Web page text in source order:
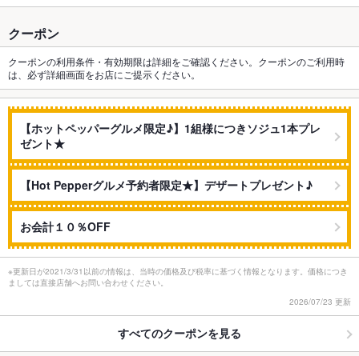
クーポン
クーポンの利用条件・有効期限は詳細をご確認ください。クーポンのご利用時
は、必ず詳細画面をお店にご提示ください。
【ホットペッパーグルメ限定♪】1組様につきソジュ1本プレ
ゼント★
【Hot Pepperグルメ予約者限定★】デザートプレゼント♪
お会計１０％OFF
※更新日が2021/3/31以前の情報は、当時の価格及び税率に基づく情報となります。価格につき
ましては直接店舗へお問い合わせください。
2026/07/23 更新
すべてのクーポンを見る